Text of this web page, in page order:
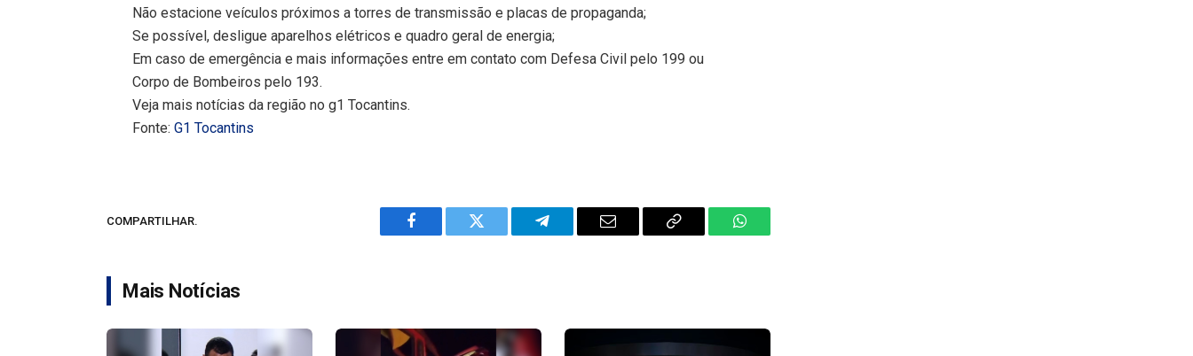
Não estacione veículos próximos a torres de transmissão e placas de propaganda;
Se possível, desligue aparelhos elétricos e quadro geral de energia;
Em caso de emergência e mais informações entre em contato com Defesa Civil pelo 199 ou
Corpo de Bombeiros pelo 193.
Veja mais notícias da região no g1 Tocantins.
Fonte:G1 Tocantins
COMPARTILHAR.
Facebook Twitter Telegram Email
Copy
WhatsApp
Mais Notícias